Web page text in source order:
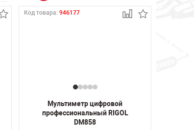
Код товара:946177
Мультиметр цифровой
профессиональный RIGOL
DM858